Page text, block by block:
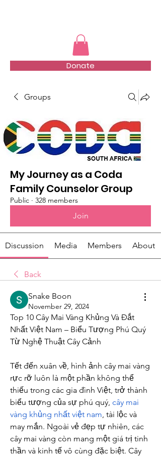
Donate
Groups
My Journey as a Coda
Family Counselor Group
Public · 328 members
Join
Discussion Media Members About
Back
Snake Boon
November 29, 2024
Top 10 Cây Mai Vàng Khủng Và Đắt
Nhất Việt Nam – Biểu Tượng Phú Quý
Từ Nghệ Thuật Cây Cảnh
Tết đến xuân về, hình ảnh cây mai vàng
rực rỡ luôn là một phần không thể
thiếu trong các gia đình Việt, trở thành
biểu tượng của sự phú quý, cây mai
vàng khủng nhất việt nam, tài lộc và
may mắn. Ngoài vẻ đẹp tự nhiên, các
cây mai vàng còn mang một giá trị tinh
thần và kinh tế vô cùng đặc biệt. Cây